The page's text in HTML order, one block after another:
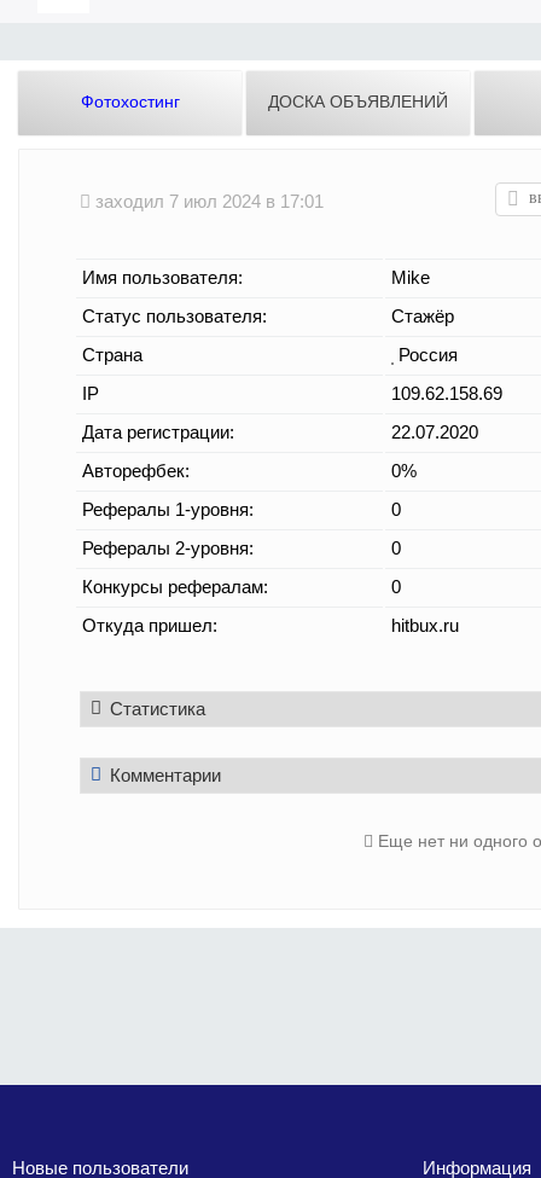
Фотохостинг ДОСКА ОБЪЯВЛЕНИЙ
заходил 7 июл 2024 в 17:01
Имя пользователя:
Mike
Статус пользователя:
Стажёр
Страна
Россия
IP
109.62.158.69
Дата регистрации:
22.07.2020
Авторефбек:
0%
Рефералы 1-уровня:
0
Рефералы 2-уровня:
0
Конкурсы рефералам:
0
Откуда пришел:
hitbux.ru
Статистика
Комментарии
Еще нет ни одного
Новые пользователи Информация